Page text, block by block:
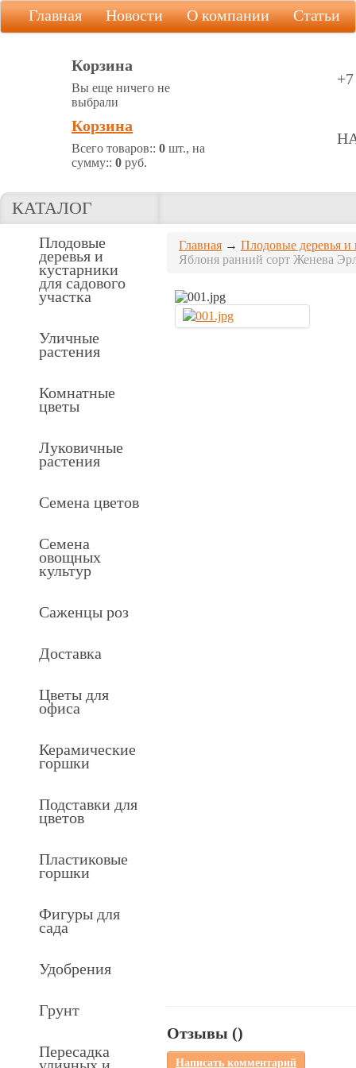
Главная Новости О компании Статьи
Корзина
Вы еще ничего не
выбрали
Корзина
Всего товаров:: 0 шт., на
сумму:: 0 руб.
КАТАЛОГ
Плодовые
деревья и
кустарники
для садового
участка
Уличные
растения
Комнатные
цветы
Луковичные
растения
Семена цветов
Семена
овощных
культур
Саженцы роз
Доставка
Цветы для
офиса
Керамические
горшки
Подставки для
цветов
Пластиковые
горшки
Фигуры для
сада
Удобрения
Грунт
Пересадка
Главная → Плодовые деревья и
Яблоня ранний сорт Женева
Отзывы ()
Написать комментарий